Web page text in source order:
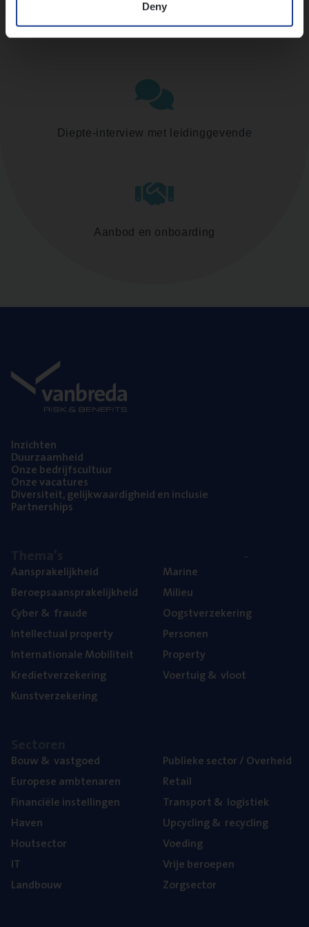
Deny
Diepte-interview met leidinggevende
Aanbod en onboarding
Inzich­ten
Duur­zaam­heid
Onze bedrijfs­cul­tuur
Onze vaca­tu­res
Diver­si­teit, gelijk­waar­dig­heid en inclusie
Part­ner­ships
Aan­spra­ke­lijk­heid
Beroeps­aan­spra­ke­lijk­heid
Cyber& fraude
Intel­lec­tu­al property
Inter­na­ti­o­na­le Mobiliteit
Kre­diet­ver­ze­ke­ring
Kunst­ver­ze­ke­ring
Mari­ne
Mili­eu
Oogst­ver­ze­ke­ring
Per­so­nen
Pro­per­ty
Voer­tuig& vloot
Bouw& vastgoed
Euro­pe­se ambtenaren
Finan­ci­ë­le instellingen
Haven
Hout­sec­tor
IT
Land­bouw
Publie­ke sec­tor / Overheid
Retail
Trans­port& logistiek
Upcy­cling& recycling
Voe­ding
Vrije beroe­pen
Zorg­sec­tor